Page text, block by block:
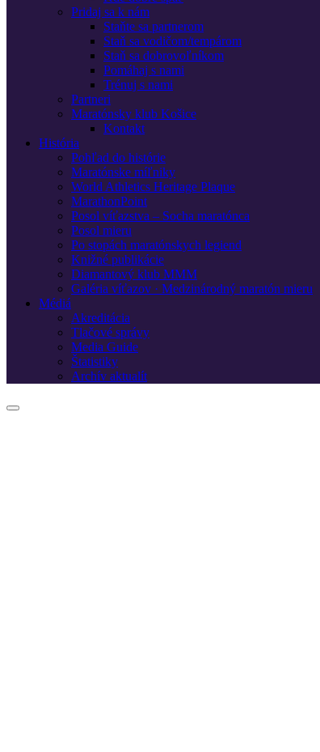
Pridaj sa k nám
Staňte sa partnerom
Staň sa vodičom/tempárom
Staň sa dobrovoľníkom
Pomáhaj s nami
Trénuj s nami
Partneri
Maratónsky klub Košice
Kontakt
História
Pohľad do histórie
Maratónske míľniky
World Athletics Heritage Plaque
MarathonPoint
Posol víťazstva – Socha maratónca
Posol mieru
Po stopách maratónskych legiend
Knižné publikácie
Diamantový klub MMM
Galéria víťazov · Medzinárodný maratón mieru
Médiá
Akreditácia
Tlačové správy
Media Guide
Štatistiky
Archív aktualít